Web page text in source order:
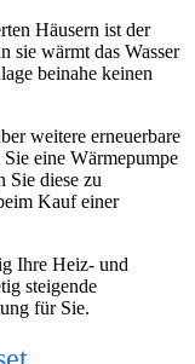
Häusern ist der
sie wärmt das Wasser
beinahe keinen
weitere erneuerbare
eine Wärmepumpe
Sie diese zu
Kauf einer
Ihre Heiz- und
steigende
für Sie.